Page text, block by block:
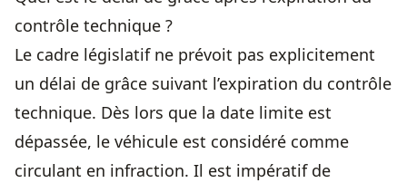
contrôle technique ?
Le cadre législatif ne prévoit pas explicitement
un délai de grâce suivant l’expiration du contrôle
technique. Dès lors que la date limite est
dépassée, le véhicule est considéré comme
circulant en infraction. Il est impératif de